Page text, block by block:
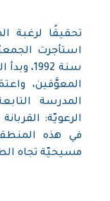
تحقيقًا لرغبة
استأجرت
سنة
المعوَّقين،
المدرسة
الرعويّة:
في هذه
مسيحيّة تجاه